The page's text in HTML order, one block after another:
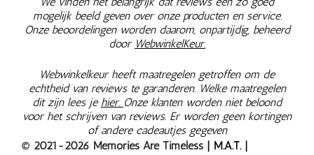
mogelijk beeld geven over onze producten en service.
Onze beoordelingen worden daarom, onpartijdig, beheerd
door WebwinkelKeur.
Webwinkelkeur heeft maatregelen getroffen om de
echtheid van reviews te garanderen. Welke maatregelen
dit zijn lees je hier. Onze klanten worden niet beloond
voor het schrijven van reviews. Er worden geen kortingen
of andere cadeautjes gegeven
© 2021-2026 Memories Are Timeless | M.A.T. |